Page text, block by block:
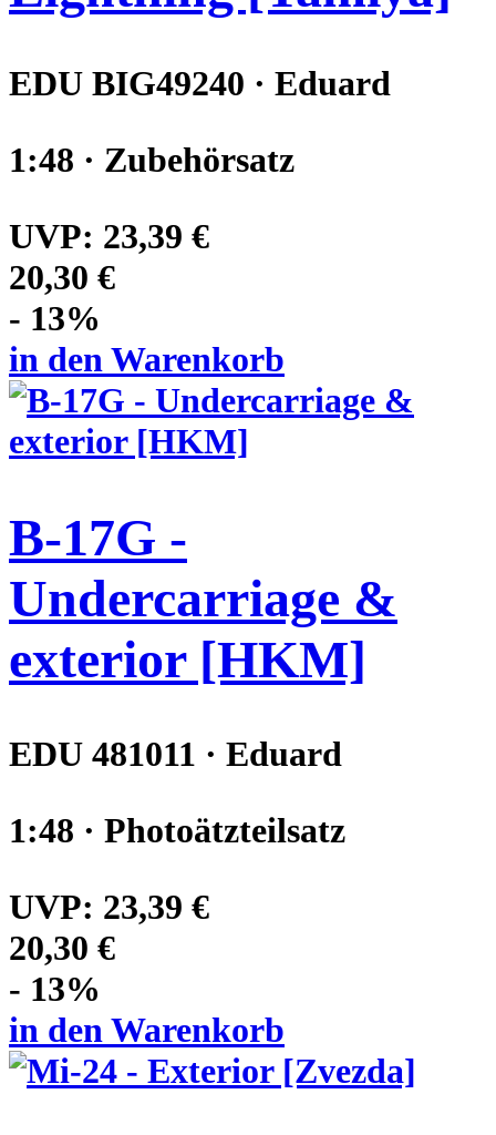
EDU BIG49240 · Eduard
1:48 · Zubehörsatz
UVP: 23,39 €
20,30 €
- 13%
in den Warenkorb
B-17G -
Undercarriage &
exterior [HKM]
EDU 481011 · Eduard
1:48 · Photoätzteilsatz
UVP: 23,39 €
20,30 €
- 13%
in den Warenkorb